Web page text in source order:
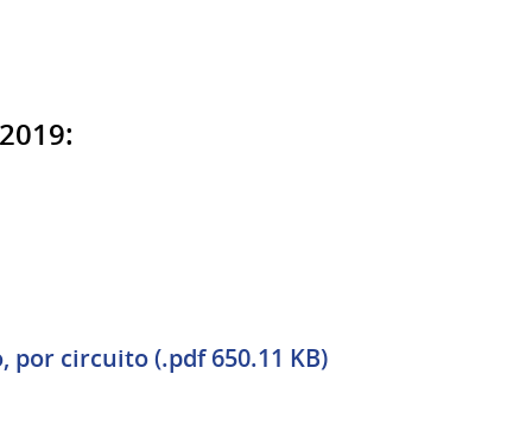
circuito (.pdf 650.11 KB)